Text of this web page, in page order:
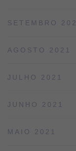
SETEMBRO
AGOSTO 2021
JULHO 2021
JUNHO 2021
MAIO 2021